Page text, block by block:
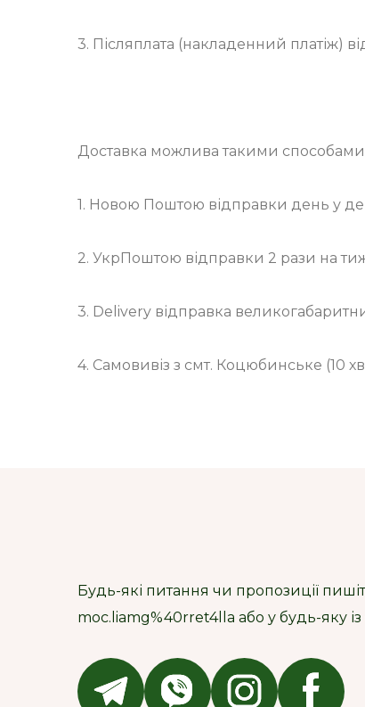
3. Післяплата (накладенний платіж)
Доставка можлива такими
1. Новою Поштою відправки день у
2. УкрПоштою відправки 2 рази на
3. Delivery відправка
4. Самовивіз з смт. Коцюбинське (10
Будь-які питання чи пропозиції
moc.liamg%40rret4lla або у будь-яку